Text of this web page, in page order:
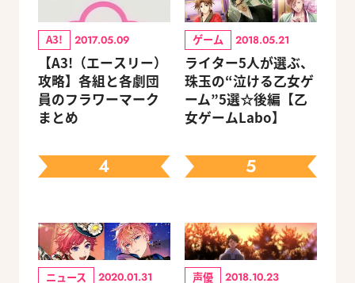
A3! 2017.05.09
【A3!（エースリー）
攻略】各組と各劇団
員のフラワーマーク
まとめ
ゲーム 2018.05.21
ライター5人が選ぶ、
珠玉の“泣ける乙女ゲ
ーム”5選☆後編【乙
女ゲームLabo】
4
ニュース 2020.01.31
5
声優 2018.10.23